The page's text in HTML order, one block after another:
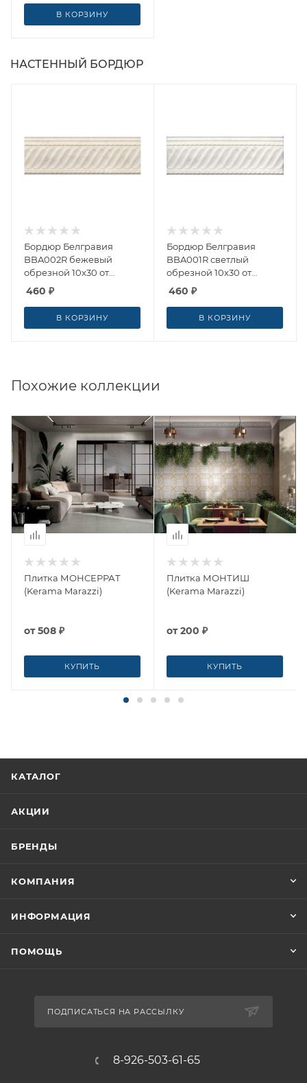
В КОРЗИНУ
НАСТЕННЫЙ БОРДЮР
Бордюр Белгравия
BBA002R бежевый
обрезной 10x30 от
Kerama Marazzi (Россия)
460 ₽
В КОРЗИНУ
Бордюр Белгравия
BBA001R светлый
обрезной 10x30 от
Kerama Marazzi (Россия)
460 ₽
В КОРЗИНУ
Похожие коллекции
Плитка МОНСЕРРАТ
(Kerama Marazzi)
от508 ₽
КУПИТЬ
Плитка МОНТИШ
(Kerama Marazzi)
от200 ₽
КУПИТЬ
КАТАЛОГ
АКЦИИ
БРЕНДЫ
КОМПАНИЯ
ИНФОРМАЦИЯ
ПОМОЩЬ
ПОДПИСАТЬСЯ НА РАССЫЛКУ
8-926-503-61-65